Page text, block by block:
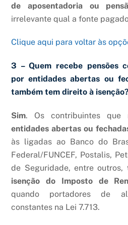
de aposentadoria ou
irrelevante qual a fonte
Clique aqui para voltar às
3 – Quem recebe pensões
por entidades abertas ou
também tem direito à isenção?
Sim. Os contribuintes que
entidades abertas ou
às ligadas ao Banco do
Federal/FUNCEF, Postalis,
de Seguridade, entre outros,
isenção do Imposto de
quando portadores de
constantes na Lei 7.713.